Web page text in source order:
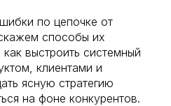
по цепочке от
способы их
выстроить системный
клиентами и
ясную стратегию
на фоне конкурентов.